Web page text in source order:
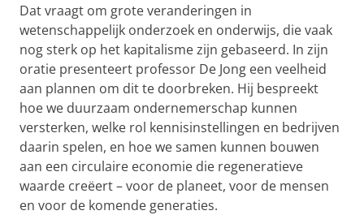
Dat vraagt om grote veranderingen in
wetenschappelijk onderzoek en onderwijs, die vaak
nog sterk op het kapitalisme zijn gebaseerd. In zijn
oratie presenteert professor De Jong een veelheid
aan plannen om dit te doorbreken. Hij bespreekt
hoe we duurzaam ondernemerschap kunnen
versterken, welke rol kennisinstellingen en bedrijven
daarin spelen, en hoe we samen kunnen bouwen
aan een circulaire economie die regeneratieve
waarde creëert – voor de planeet, voor de mensen
en voor de komende generaties.